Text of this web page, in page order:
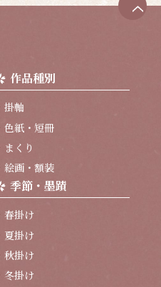
作品種別
掛軸
色紙・短冊
まくり
絵画・額装
季節・墨蹟
春掛け
夏掛け
秋掛け
冬掛け
ペ